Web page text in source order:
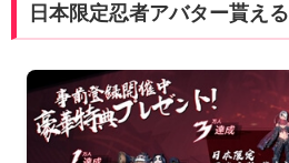
日本限定忍者アバター貰える